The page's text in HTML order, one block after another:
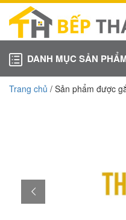
DANH MỤC SẢN
Trang chủ / Sản phẩm được